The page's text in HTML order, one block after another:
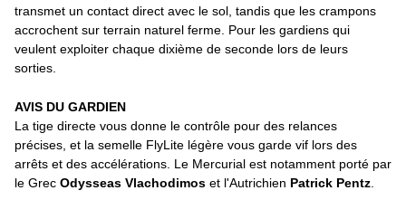
transmet un contact direct avec le sol, tandis que les crampons
accrochent sur terrain naturel ferme. Pour les gardiens qui
veulent exploiter chaque dixième de seconde lors de leurs
sorties.
AVIS DU GARDIEN
La tige directe vous donne le contrôle pour des relances
précises, et la semelle FlyLite légère vous garde vif lors des
arrêts et des accélérations. Le Mercurial est notamment porté par
le Grec Odysseas Vlachodimos et l'Autrichien Patrick Pentz